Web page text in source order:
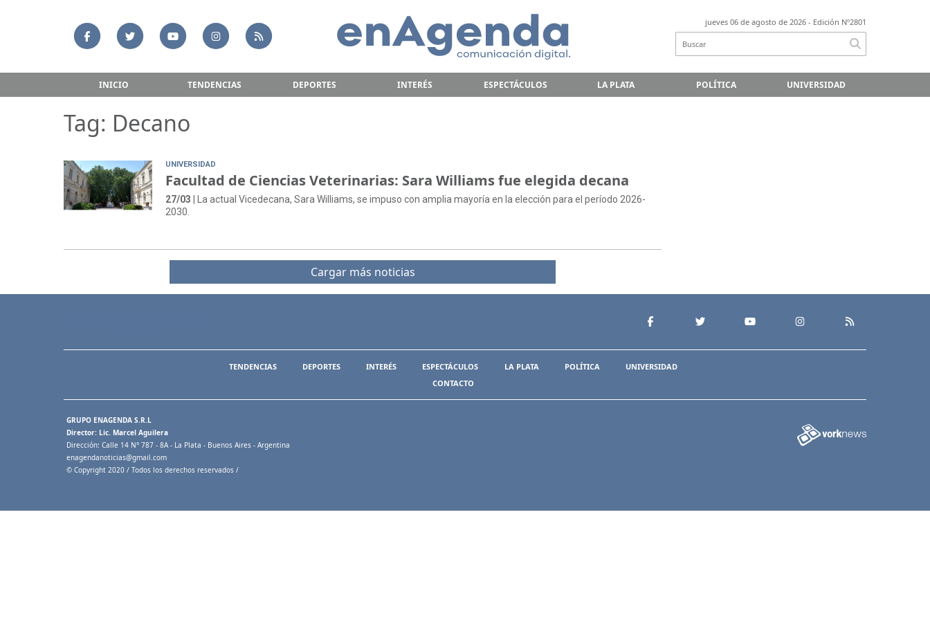
jueves 06 de agosto de 2026 - Edición Nº2801
INICIO TENDENCIAS DEPORTES INTERÉS ESPECTÁCULOS LA PLATA POLÍTICA UNIVERSIDAD
Tag: Decano
UNIVERSIDAD
Facultad de Ciencias Veterinarias: Sara Williams fue elegida decana
27/03 | La actual Vicedecana, Sara Williams, se impuso con amplia mayoría en la elección para el período 2026-
2030.
Cargar más noticias
TENDENCIAS DEPORTES INTERÉS ESPECTÁCULOS LA PLATA POLÍTICA
UNIVERSIDAD
CONTACTO
GRUPO ENAGENDA S.R.L
Director: Lic. Marcel Aguilera
Dirección: Calle 14 N° 787 - 8A - La Plata - Buenos Aires - Argentina
enagendanoticias@gmail.com
© Copyright 2020 / Todos los derechos reservados /